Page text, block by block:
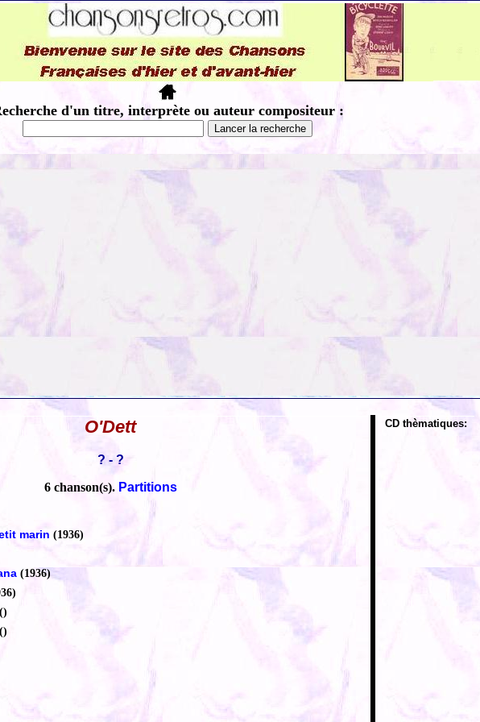
d'un titre, interprète ou auteur compositeur :
O'Dett
? - ?
6 chanson(s). Partitions
marin (1936)
(1936)
()
()
CD thèmatiques: